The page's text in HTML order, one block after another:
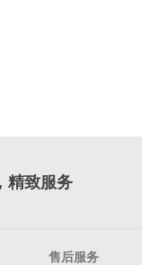
精致服务
售后服务